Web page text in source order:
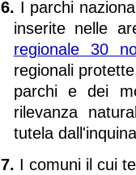
6. I parchi
inserite nelle
regionale 30
regionali
parchi e dei
rilevanza
tutela
7. I comuni il cui